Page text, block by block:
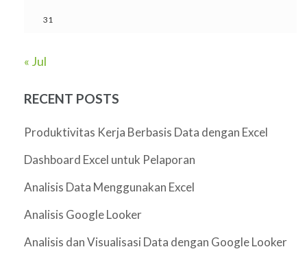
31
« Jul
RECENT POSTS
Produktivitas Kerja Berbasis Data dengan Excel
Dashboard Excel untuk Pelaporan
Analisis Data Menggunakan Excel
Analisis Google Looker
Analisis dan Visualisasi Data dengan Google Looker